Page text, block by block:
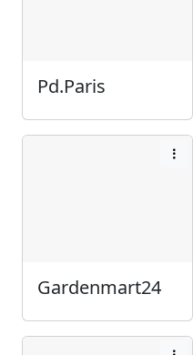
Pd.Paris
Gardenmart24